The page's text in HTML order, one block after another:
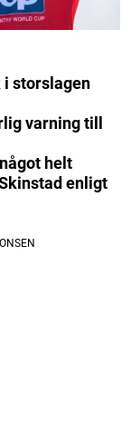
i storslagen
varning till
helt
enligt